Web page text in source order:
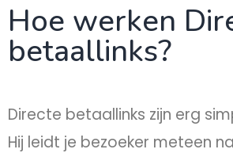
Hoe werken
betaallinks?
Directe betaallinks zijn erg
Hij leidt je bezoeker meteen